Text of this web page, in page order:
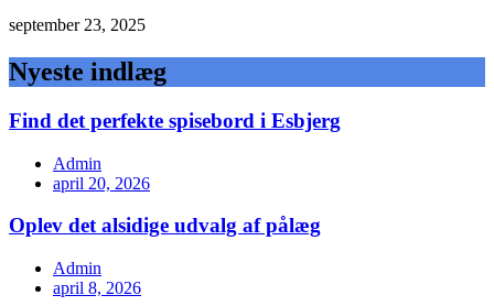
september 23, 2025
Nyeste indlæg
Find det perfekte spisebord i Esbjerg
Admin
april 20, 2026
Oplev det alsidige udvalg af pålæg
Admin
april 8, 2026